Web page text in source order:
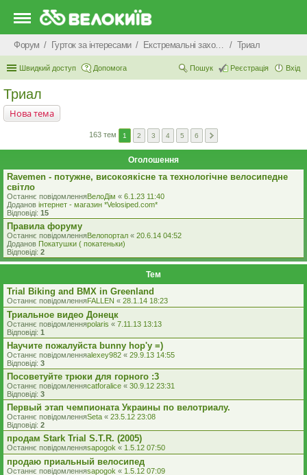
Форум Гурток за інтересами Екстремальні захоплення Триал
Швидкий доступ Допомога Вхід
Реєстрація
Пошук
Триал
Нова тема
163 тем 1 2 3 4 5 6
Оголошення
Ravemen - потужне, високоякісне та технологічне велосипедне
світло
Останнє повідомленняВелоДім « 6.1.23 11:40
Доданов iнтернет - магазин *Velosiped.com*
Відповіді: 15
Правила форуму
Останнє повідомленняВелопортал « 20.6.14 04:52
Доданов Покатушки ( покатеньки)
Відповіді: 2
Тем
Trial Biking and BMX in Greenland
Останнє повідомленняFALLEN « 28.1.14 18:23
Триальное видео Донецк
Останнє повідомленняpolaris « 7.11.13 13:13
Відповіді: 1
Научите пожалуйста bunny hop'у =)
Останнє повідомленняalexey982 « 29.9.13 14:55
Відповіді: 3
Посоветуйте трюки для горного :3
Останнє повідомленняcatforalice « 30.9.12 23:31
Відповіді: 3
Первый этап чемпионата Украины по велотриалу.
Останнє повідомленняSeta « 23.5.12 23:08
Відповіді: 2
продам Stark Trial S.T.R. (2005)
Останнє повідомленняsapogok « 1.5.12 07:50
продаю приальный велосипед
Останнє повідомленняsapogok « 1.5.12 07:09